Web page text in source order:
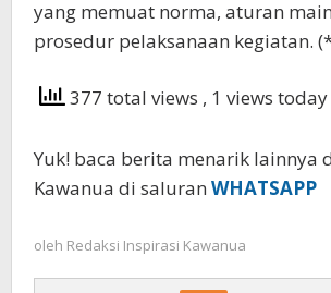
yang memuat norma, aturan
prosedur pelaksanaan kegiatan.
377 total views , 1 views today
Yuk! baca berita menarik lainnya
Kawanua di saluran WHATSAPP
oleh Redaksi Inspirasi Kawanua